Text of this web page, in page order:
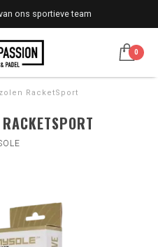
ons sportieve team
0
RacketSport